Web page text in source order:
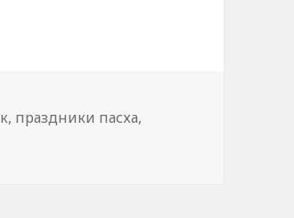
, праздники пасха,